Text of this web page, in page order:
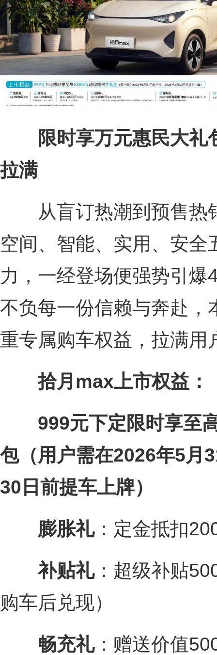
限时享万元惠民大
拉满
从盲订热潮到预售热
空间、智能、实用、安全
力，一经登场便强势引
不负每一份信赖与奔赴，
重专属购车权益，拉满用
拾月max上市权益：
999元下定限时享至
包（用户需在2026年5月
30日前提车上牌）
膨胀礼：定金抵扣
补贴礼：超级补贴
购车后兑现）
畅充礼：赠送价值